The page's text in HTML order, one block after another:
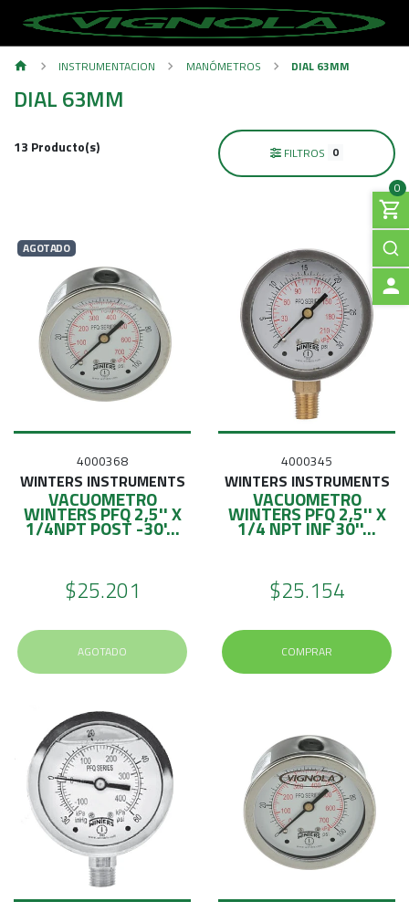
0
A
O
INSTRUMENTACION MANÓMETROS DIAL 63MM
DIAL 63MM
13 Producto(s) FILTROS 0
AGOTADO
4000368
WINTERS INSTRUMENTS
VACUOMETRO
WINTERS PFQ 2,5'' X
1/4NPT POST -30'...
$25.201
AGOTADO
4000345
WINTERS INSTRUMENTS
VACUOMETRO
WINTERS PFQ 2,5'' X
1/4 NPT INF 30''...
$25.154
COMPRAR